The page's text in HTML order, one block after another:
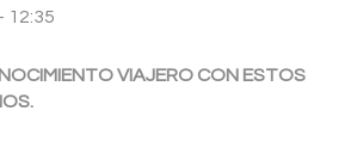
se ubica en 5.77% a favor de los hombres
12:35
VIAJERO CON ESTOS